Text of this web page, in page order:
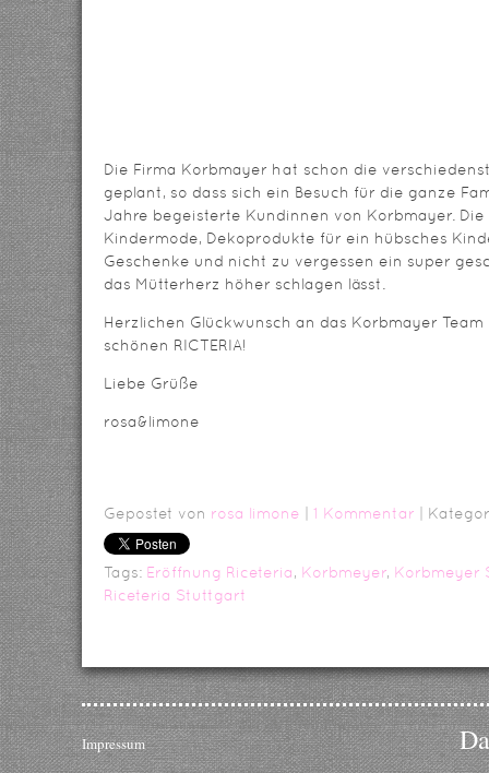
Die Firma Korbmayer hat schon die
geplant, so dass sich ein Besuch für die ganze
Jahre begeisterte Kundinnen von Korbmayer.
Kindermode, Dekoprodukte für ein hübsches
Geschenke und nicht zu vergessen ein super
das Mütterherz höher schlagen lässt.
Herzlichen Glückwunsch an das Korbmayer
schönen RICTERIA!
Liebe Grüße
rosa&limone
Gepostet von rosa limone 1 Kommentar |
Tags: Eröffnung Riceteria, Korbmeyer, Korbmeyer
Riceteria Stuttgart
Impressum